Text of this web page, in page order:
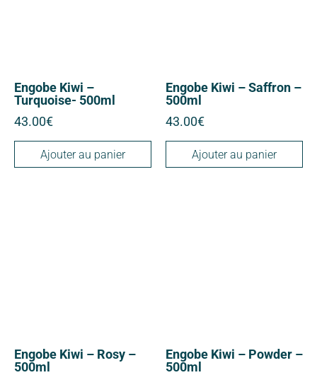
Engobe Kiwi –
Turquoise- 500ml
43.00€
Ajouter au panier
Engobe Kiwi – Saffron –
500ml
43.00€
Ajouter au panier
Engobe Kiwi – Rosy –
500ml
Engobe Kiwi – Powder –
500ml